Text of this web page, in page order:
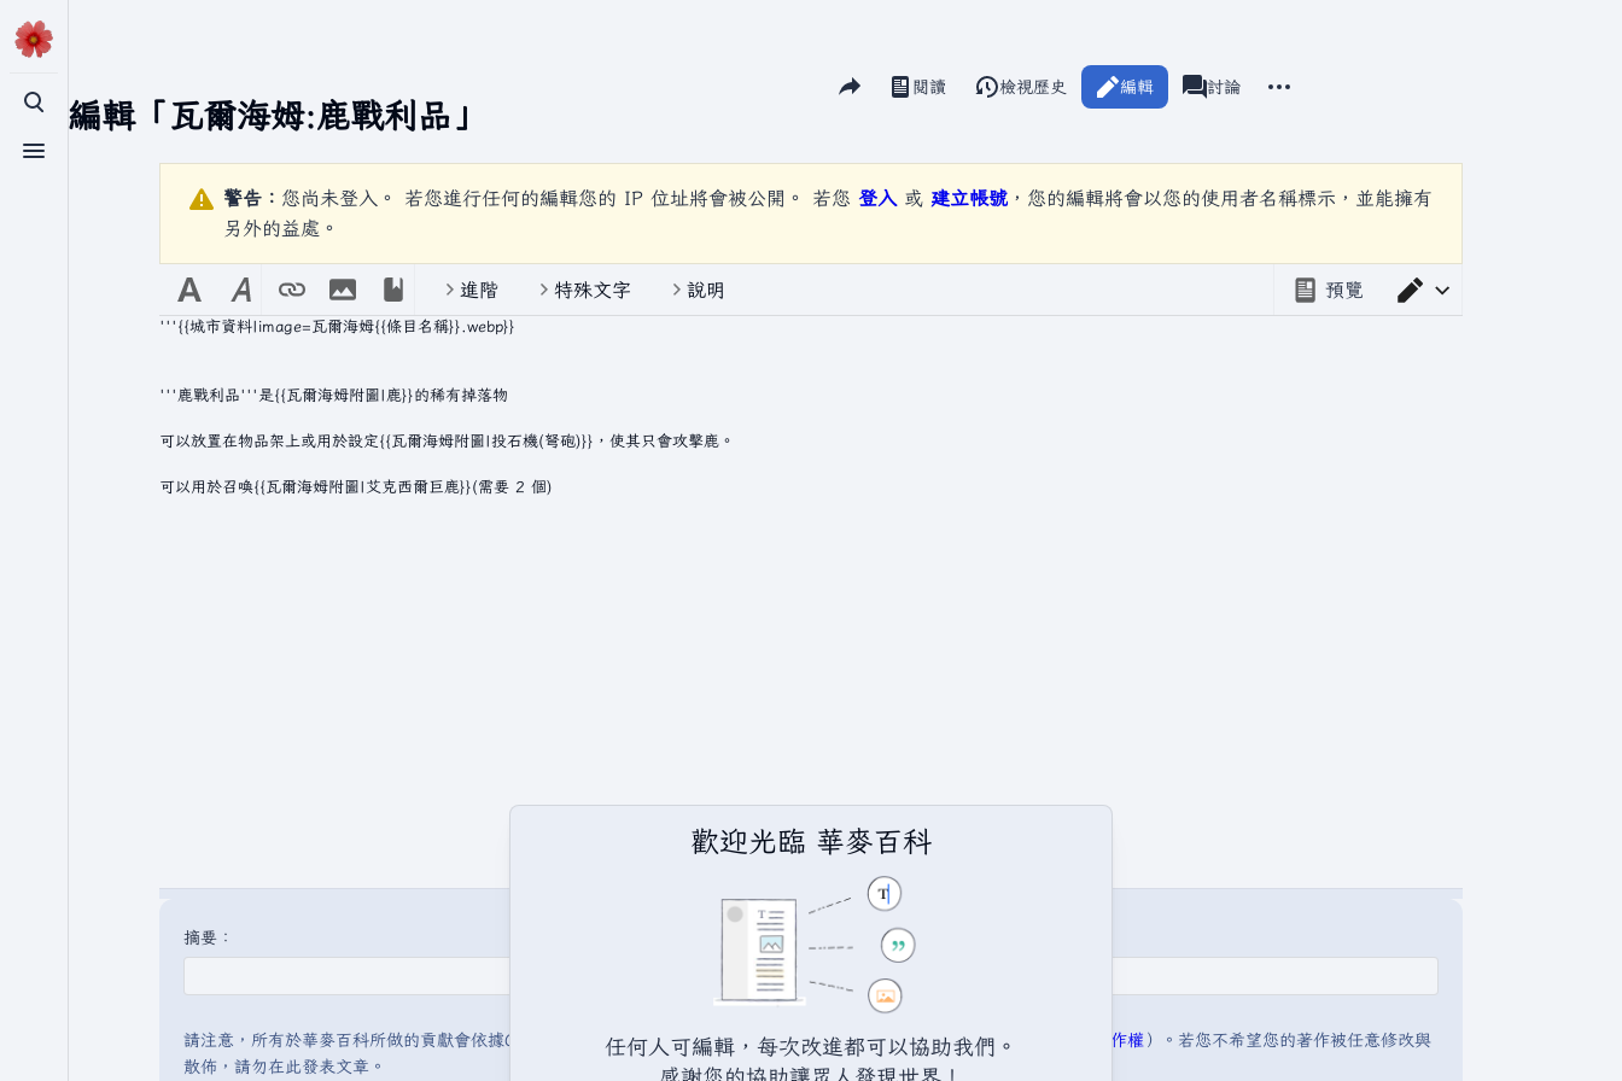
切換搜尋
切換選單
正在編輯「瓦爾海姆:鹿戰利品 」
分享此頁面
視圖閱讀 編輯
檢視歷史 associated-pages
瓦爾海姆
討論
警告： 您尚未登入。 若您進行任何的編輯您的 IP 位址將會被公開。 若您 登入 或 建立帳號 ，您的編輯將會以您的使用者名稱標示，並能擁有
另外的益處。
預覽
切換編輯器
進階 特殊文字 說明
摘要：
請注意，所有於華麥百科所做的貢獻會依據CC BY-SA（創用CC 姓名標示─相同方式分享）授權條款發佈（詳情請見 說明:著作權 ）。若您不希望您的著作被任意修改與
散佈，請勿在此發表文章。
歡迎光臨 華麥百科
任何人可編輯，每次改進都可以協助我們。
感謝您的協助讓眾人發現世界！